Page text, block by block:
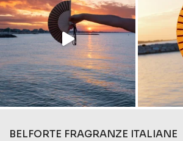
BELFORTE FRAGRANZE ITALIANE